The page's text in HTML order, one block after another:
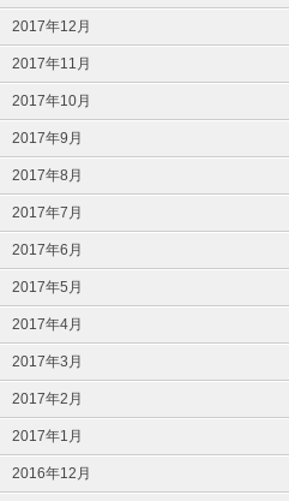
2017年12月
2017年11月
2017年10月
2017年9月
2017年8月
2017年7月
2017年6月
2017年5月
2017年4月
2017年3月
2017年2月
2017年1月
2016年12月